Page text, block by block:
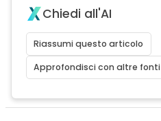
Chiedi all'AI
Riassumi questo articolo
Approfondisci con altre fonti